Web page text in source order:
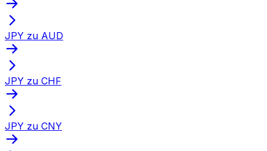
JPY zu AUD
JPY zu CHF
JPY zu CNY